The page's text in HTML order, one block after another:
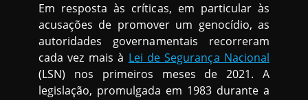
Em resposta às críticas, em particular às
acusações de promover um genocídio, as
autoridades governamentais recorreram
cada vez mais à Lei de Segurança Nacional
(LSN) nos primeiros meses de 2021. A
legislação, promulgada em 1983 durante a